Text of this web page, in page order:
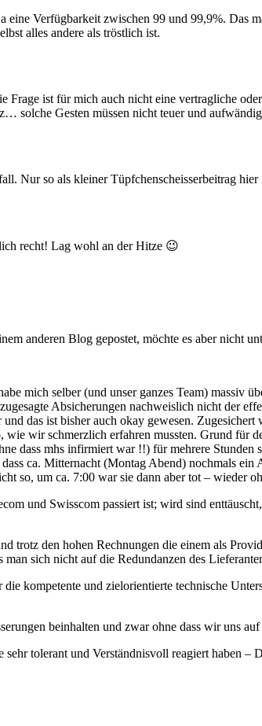
eine Verfügbarkeit zwischen 99 und 99,9%. Das
alles andere als tröstlich ist.
ist für mich auch nicht eine vertragliche
solche Gesten müssen nicht teuer und
Nur so als kleiner Tüpfchenscheisserbeitrag hier
recht! Lag wohl an der Hitze 😉
anderen Blog gepostet, möchte es aber nicht
mich selber (und unser ganzes Team) massiv
Absicherungen nachweislich nicht der
das ist bisher auch okay gewesen.
wir schmerzlich erfahren mussten. Grund für
dass mhs infirmiert war !!) für mehrere
ca. Mitternacht (Montag Abend) nochmals
so, um ca. 7:00 war sie dann aber tot – wieder
und Swisscom passiert ist; wird sind
trotz den hohen Rechnungen die einem als
sich nicht auf die Redundanzen des
kompetente und zielorientierte technische
beinhalten und zwar ohne dass wir uns
tolerant und Verständnisvoll reagiert haben